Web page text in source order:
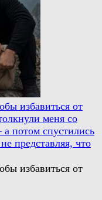
избавиться от
меня со
потом спустились
представляя, что
избавиться от